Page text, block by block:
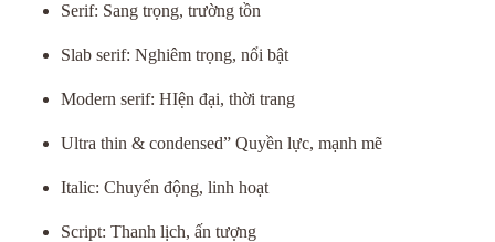
Serif: Sang trọng, trường tồn
Slab serif: Nghiêm trọng, nổi bật
Modern serif: HIện đại, thời trang
Ultra thin & condensed” Quyền lực, mạnh mẽ
Italic: Chuyển động, linh hoạt
Script: Thanh lịch, ấn tượng